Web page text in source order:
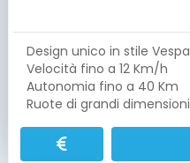
Design unico in stile Vespa
Velocità fino a 12 Km/h
Autonomia fino a 40 Km
Ruote di grandi dimensioni